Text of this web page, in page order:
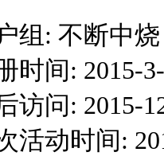
组: 不断中烧
时间: 2015-
访问: 2015-
活动时间: